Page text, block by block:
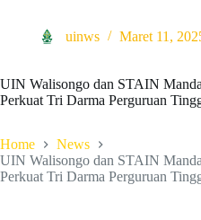
uinws Maret 11,
UIN Walisongo dan STAIN
Perkuat Tri Darma Perguruan
Home
News
UIN Walisongo dan STAIN
Perkuat Tri Darma Perguruan